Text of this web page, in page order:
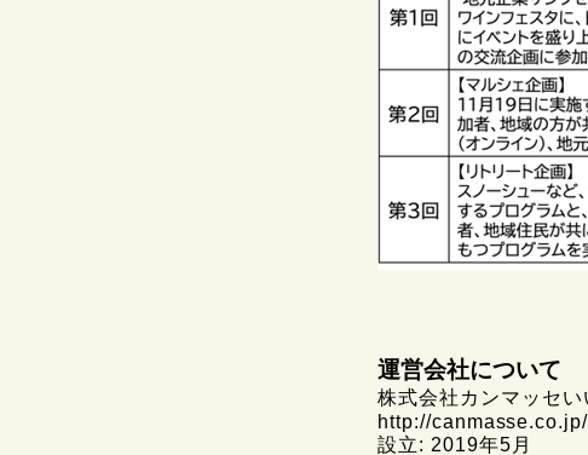
運営会社について
株式会社カンマッセい
http://canmasse.co.jp/
設立: 2019年5月